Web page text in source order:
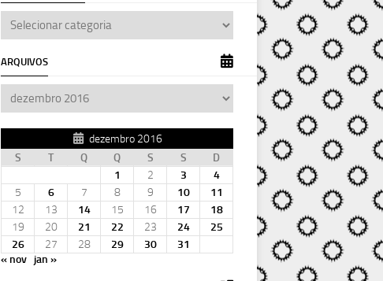
ARQUIVOS
dezembro 2016
S
T Q Q S S
D
1
2 3
4
5
6 7 8 9 10
11
12
13 14 15 16 17
18
19
20 21 22 23 24
25
26
27 28 29 30
31
« nov jan »